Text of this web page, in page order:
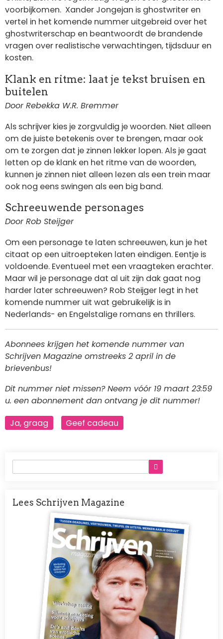
voorbijkomen. Xander Jongejan is ghostwriter en
vertel in het komende nummer uitgebreid over het
ghostwriterschap en beantwoordt de brandende
vragen over realistische verwachtingen, tijdsduur en
kosten.
Klank en ritme: laat je tekst bruisen en
buitelen
Door Rebekka W.R. Bremmer
Als schrijver kies je zorgvuldig je woorden. Niet alleen
om de juiste betekenis over te brengen, maar ook
om te zorgen dat je zinnen lekker lopen. Als je gaat
letten op de klank en het ritme van de woorden,
kunnen je zinnen niet alleen lezen als een trein maar
ook nog eens swingen als een big band.
Schreeuwende personages
Door Rob Steijger
Om een personage te laten schreeuwen, kun je het
citaat op een uitroepteken laten eindigen. Eentje is
voldoende. Eventueel met een vraagteken erachter.
Maar wil je personage dat al uit zijn dak gaat nog
harder later schreeuwen? Rob Steijger legt in het
komende nummer uit wat gebruikelijk is in
Nederlands- en Engelstalige romans en thrillers.
Abonnees krijgen het komende nummer van
Schrijven Magazine omstreeks 2 april in de
brievenbus!
Dit nummer niet missen? Neem vóór 19 maart 23:59
u. een abonnement dan ontvang je dit nummer!
Ja, graag
Geef cadeau
Lees Schrijven Magazine
Afbeelding